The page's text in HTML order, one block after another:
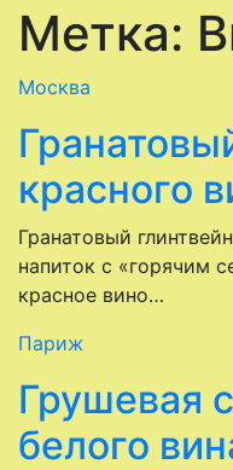
Метка:
Москва
красного
Гранатовый
напиток с «горячим
красное вино…
Париж
Грушевая
белого